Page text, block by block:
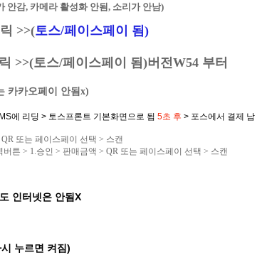
안감, 카메라 활성화 안됨, 소리가 안남)
>>(토스/페이스페이 됨)
>>(토스/페이스페이 됨)버전W54 부터
카카오페이 안됨x)
에 리딩 > 토스프론트 기본화면으로 됨 5초 후 > 포스에서 결제 남
또는 페이스페이 선택 > 스캔
튼 > 1.승인 > 판매금액 > QR 또는 페이스페이 선택 > 스캔
인터넷은 안됨X
누르면 켜짐)